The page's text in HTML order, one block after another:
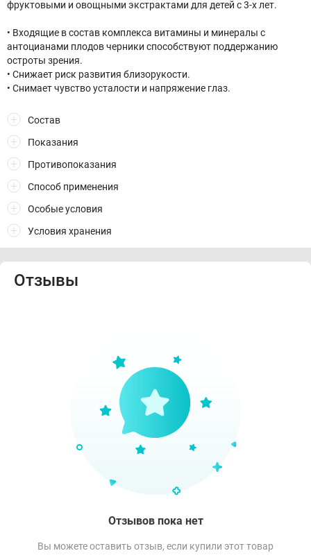
фруктовыми и овощными экстрактами для детей c 3-х лет.
• Входящие в состав комплекса витамины и минералы с
антоцианами плодов черники способствуют поддержанию
остроты зрения.
• Снижает риск развития близорукости.
• Снимает чувство усталости и напряжение глаз.
Состав
Показания
Противопоказания
Способ применения
Особые условия
Условия хранения
Отзывы
Отзывов пока нет
Вы можете оставить отзыв, если купили этот товар